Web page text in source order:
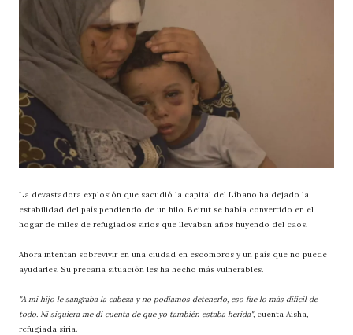
La devastadora explosión que sacudió la capital del Líbano ha dejado la
estabilidad del país pendiendo de un hilo. Beirut se había convertido en el
hogar de miles de refugiados sirios que llevaban años huyendo del caos.
Ahora intentan sobrevivir en una ciudad en escombros y un país que no puede
ayudarles. Su precaria situación les ha hecho más vulnerables.
"A mi hijo le sangraba la cabeza y no podíamos detenerlo, eso fue lo más difícil de
todo. Ni siquiera me di cuenta de que yo también estaba herida", cuenta Aisha,
refugiada siria.